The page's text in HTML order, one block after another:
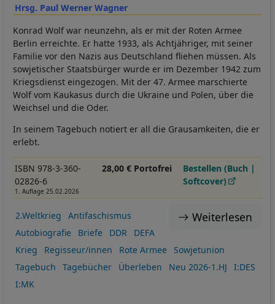
Hrsg. Paul Werner Wagner
Konrad Wolf war neunzehn, als er mit der Roten Armee
Berlin erreichte. Er hatte 1933, als Achtjähriger, mit seiner
Familie vor den Nazis aus Deutschland fliehen müssen. Als
sowjetischer Staatsbürger wurde er im Dezember 1942 zum
Kriegsdienst eingezogen. Mit der 47. Armee marschierte
Wolf vom Kaukasus durch die Ukraine und Polen, über die
Weichsel und die Oder.
In seinem Tagebuch notiert er all die Grausamkeiten, die er
erlebt.
ISBN 978-3-360-
02826-6
1. Auflage 25.02.2026
28,00 € Portofrei
Bestellen (Buch |
Softcover)
Weiterlesen
2.Weltkrieg
Antifaschismus
Autobiografie
Briefe DDR
DEFA
Krieg
Regisseur/innen Rote Armee
Sowjetunion
Tagebuch
Tagebücher Überleben Neu 2026-1.HJ
I:DES
I:MK